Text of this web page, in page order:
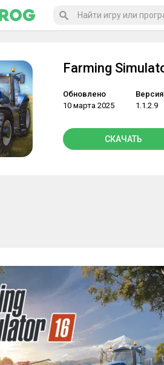
Farming
Обновлено
10 марта 2025
Версия
1.1.2.9
СКАЧАТЬ